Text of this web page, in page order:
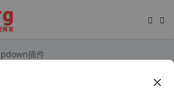
插件
WordPress收费下载插件 Erphpdow